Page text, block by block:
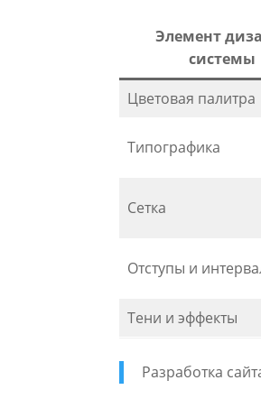
Элемент
системы
Цветовая палитра
Типографика
Сетка
Отступы и
Тени и эффекты
Разработка